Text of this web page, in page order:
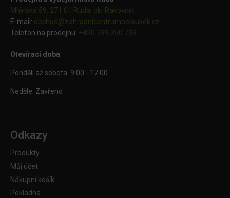
Mlýnská 59, 271 01 Ruda, okr.Rakovník
E-mail: obchod@zahradnicentrumbelousek.cz
Telefon na prodejnu: +420 739 350 703
Otevírací doba
Pondělí až sobota: 9:00 - 17:00
Neděle: Zavřeno
Odkazy
Produkty
Můj účet
Nákupní košík
Pokladna